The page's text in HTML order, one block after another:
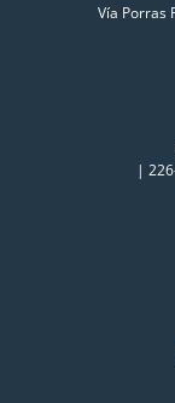
Vía Porras
|